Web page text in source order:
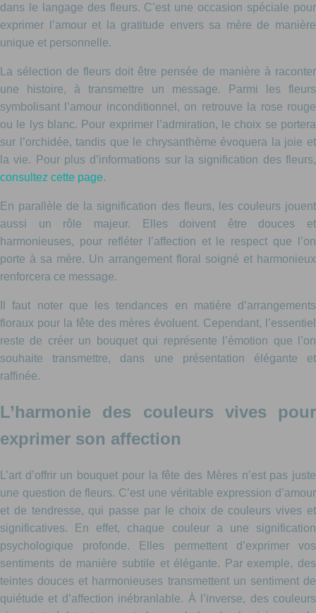
dans le langage des fleurs. C’est une occasion spéciale pour
exprimer l’amour et la gratitude envers sa mère de manière
unique et personnelle.
La sélection de fleurs doit être pensée de manière à raconter
une histoire, à transmettre un message. Parmi les fleurs
symbolisant l’amour inconditionnel, on retrouve la rose rouge
ou le lys blanc. Pour exprimer l’admiration, le choix se portera
sur l’orchidée, tandis que le chrysanthème évoquera la joie et
la vie. Pour plus d’informations sur la signification des fleurs,
consultez cette page.
En parallèle de la signification des fleurs, les couleurs jouent
aussi un rôle majeur. Elles doivent être douces et
harmonieuses, pour refléter l’affection et le respect que l’on
porte à sa mère. Un arrangement floral soigné et harmonieux
renforcera ce message.
Il faut noter que les tendances en matière d’arrangements
floraux pour la fête des mères évoluent. Cependant, l’essentiel
reste de créer un bouquet qui représente l’émotion que l’on
souhaite transmettre, dans une présentation élégante et
raffinée.
L’harmonie des couleurs vives pour
exprimer son affection
L’art d’offrir un bouquet pour la fête des Mères n’est pas juste
une question de fleurs. C’est une véritable expression d’amour
et de tendresse, qui passe par le choix de couleurs vives et
significatives. En effet, chaque couleur a une signification
psychologique profonde. Elles permettent d’exprimer vos
sentiments de manière subtile et élégante. Par exemple, des
teintes douces et harmonieuses transmettent un sentiment de
quiétude et d’affection inébranlable. À l’inverse, des couleurs